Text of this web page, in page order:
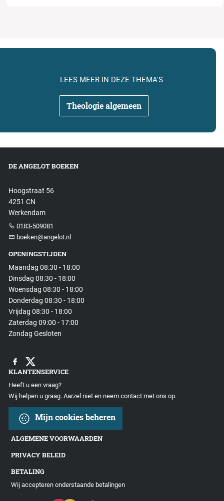
Theologie algemeen
LEES MEER IN DEZE THEMA'S
DE ANGELOT BOEKEN
Hoogstraat 56
4251 CN
Werkendam
0183-509081
boeken@angelot.nl
OPENINGSTIJDEN
Maandag 08:30 - 18:00
Dinsdag 08:30 - 18:00
Woensdag 08:30 - 18:00
Donderdag 08:30 - 18:00
Vrijdag 08:30 - 18:00
Zaterdag 09:00 - 17:00
Zondag Gesloten
KLANTENSERVICE
Heeft u een vraag?
Wij helpen u graag. Aarzel niet en neem contact met ons op.
Mijn cookies beheren
ALGEMENE VOORWAARDEN
PRIVACY BELEID
BETALING
Wij accepteren onderstaande betalingen